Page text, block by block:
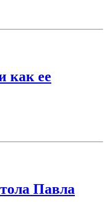
как ее
Павла